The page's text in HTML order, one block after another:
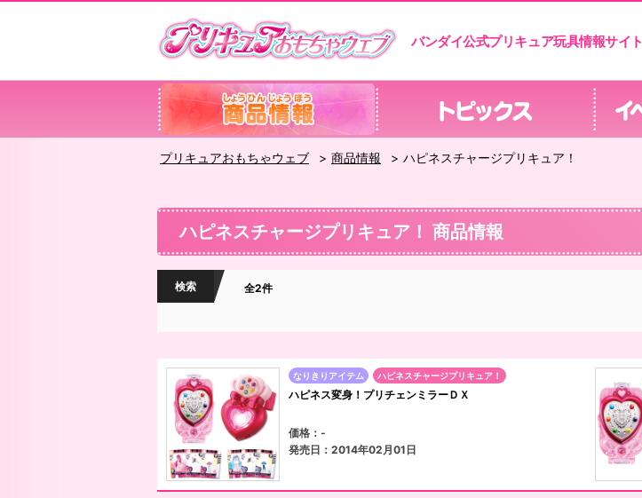
バンダイ公式プリキュア玩具情報サイト
プリキュアおもちゃウェブ 商品情報 ハピネスチャージプリキュア！
ハピネスチャージプリキュア！ 商品情報
検索 全2件
なりきりアイテム ハピネスチャージプリキュア！
ハピネス変身！プリチェンミラーＤＸ
価格：-
発売日：2014年02月01日